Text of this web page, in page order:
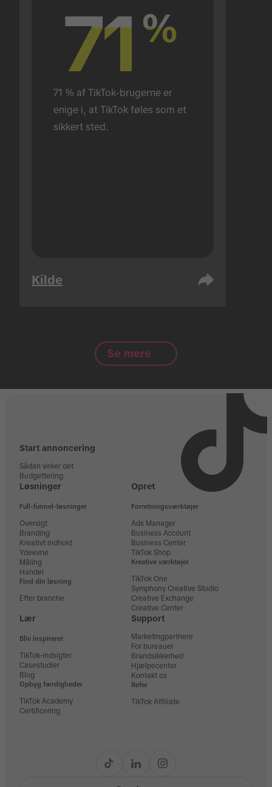
71 %
71 %
71 % af TikTok-brugerne er
enige i, at TikTok føles som et
sikkert sted.
Kilde
Se mere
Start annoncering
Sådan virker det
Budgettering
Løsninger
Full-funnel-løsninger
Oversigt
Branding
Kreativt indhold
Ydeevne
Måling
Handel
Find din løsning
Efter branche
Opret
Forretningsværktøjer
Ads Manager
Business Account
Business Center
TikTok Shop
Kreative værktøjer
TikTok One
Symphony Creative Studio
Creative Exchange
Creative Center
Lær
Bliv inspireret
TikTok-indsigter
Casestudier
Blog
Opbyg færdigheder
TikTok Academy
Certificering
Support
Marketingpartnere
For bureauer
Brandsikkerhed
Hjælpecenter
Kontakt os
Refer
TikTok Affiliate